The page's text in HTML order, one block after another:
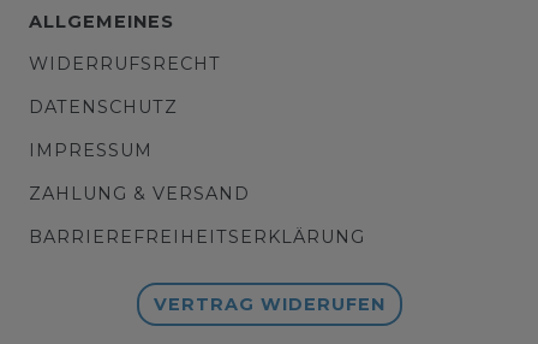
ALLGEMEINES
WIDERRUFSRECHT
DATENSCHUTZ
IMPRESSUM
ZAHLUNG & VERSAND
BARRIEREFREIHEITSERKLÄRUNG
VERTRAG WIDERUFEN